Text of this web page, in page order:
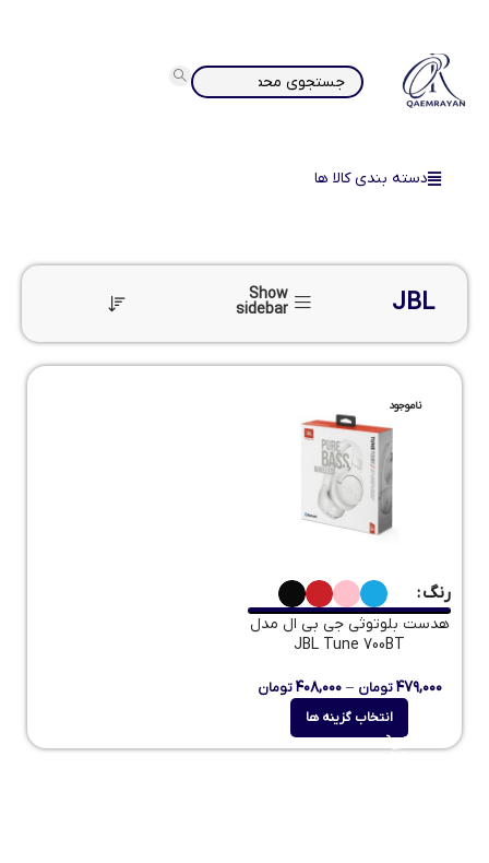
دسته بندی کالا ها
JBL
Show
sidebar
ناموجود
رنگ
هدست بلوتوثی جی بی ال مدل
JBL Tune 700BT
۴۷۹,۰۰۰ تومان – ۴۰۸,۰۰۰ تومان
انتخاب گزینه ها